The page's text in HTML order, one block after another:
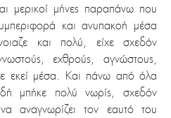
μερικοί μήνες παραπάνω που
και ανυπακοή μέσα
και πολύ, είχε σχεδόν
εχθρούς, αγνώστους,
εκεί μέσα. Και πάνω από όλα
μπήκε πολύ νωρίς, σχεδόν
αναγνωρίζει τον εαυτό του